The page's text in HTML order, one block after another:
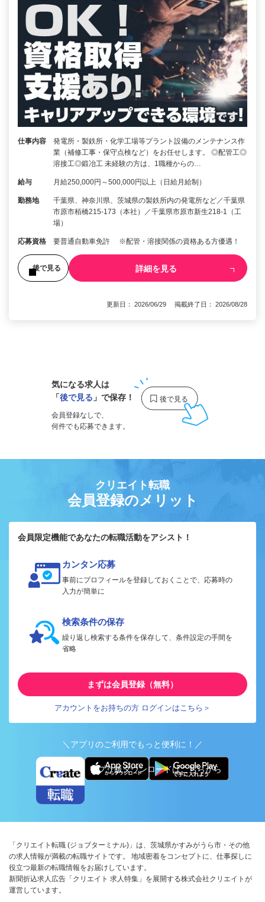
仕事内容
発電所・製鉄所・化学工場等プラント設備のメンテナンス作
業（補修工事・保守点検など）をお任せします。 ◎配管工◎
溶接工◎鍛冶工 未経験の方は、1職種からの…
給与 月給250,000円～500,000円以上（日給月給制）
勤務地
千葉県、神奈川県、茨城県の製鉄所内の発電所など／千葉県
市原市栢橋215-173（本社）／千葉県市原市新生218-1（工
場）
応募資格 要普通自動車免許 ※配管・溶接関係の資格ある方優遇！
後で見る 詳細を見る
更新日： 2026/06/29 掲載終了日： 2026/08/28
気になる求人は
「後で見る 」で保存！
会員登録なしで、
何件でも応募できます。
クリエイト転職
会員登録のメリット
会員限定機能であなたの転職活動をアシスト！
カンタン応募
事前にプロフィールを登録しておくことで、応募時の
入力が簡単に
検索条件の保存
繰り返し検索する条件を保存して、条件設定の手間を
省略
まずは会員登録（無料）
アカウントをお持ちの方 ログインはこちら＞
＼アプリのご利用でもっと便利に！／
アプリ版ダウンロードはこちらから
「クリエイト転職 (ジョブターミナル)」は、茨城県かすみがうら市・その他
の求人情報が満載の転職サイトです。 地域密着をコンセプトに、仕事探しに
役立つ最新の転職情報をお届けしています。
新聞折込求人広告「クリエイト 求人特集」を展開する株式会社クリエイトが
運営しています。